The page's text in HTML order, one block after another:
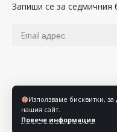
Използваме бисквитки,
нашия сайт.
Повече информация
Запиши се за седмичния
Общи условия